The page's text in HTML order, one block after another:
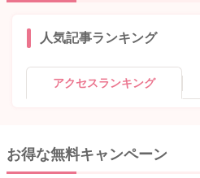
人気記事ランキング
アクセスランキング
お得な無料キャンペーン